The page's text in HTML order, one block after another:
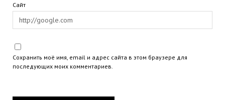
Сайт
Сохранить моё имя, email и адрес сайта в этом браузере для
последующих моих комментариев.